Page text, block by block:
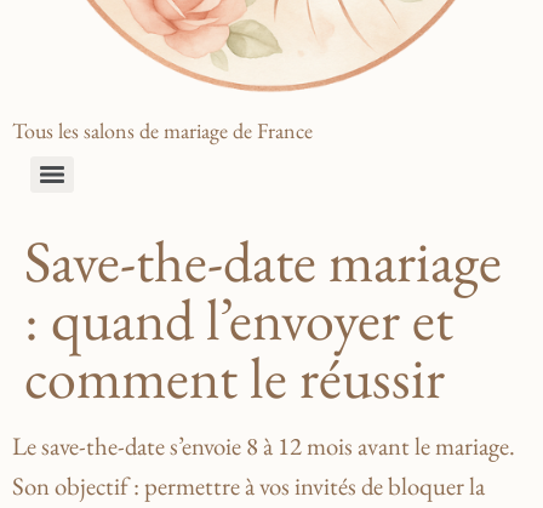
Tous les salons de mariage de France
Save-the-date mariage
: quand l’envoyer et
comment le réussir
Le save-the-date s’envoie 8 à 12 mois avant le mariage.
Son objectif : permettre à vos invités de bloquer la